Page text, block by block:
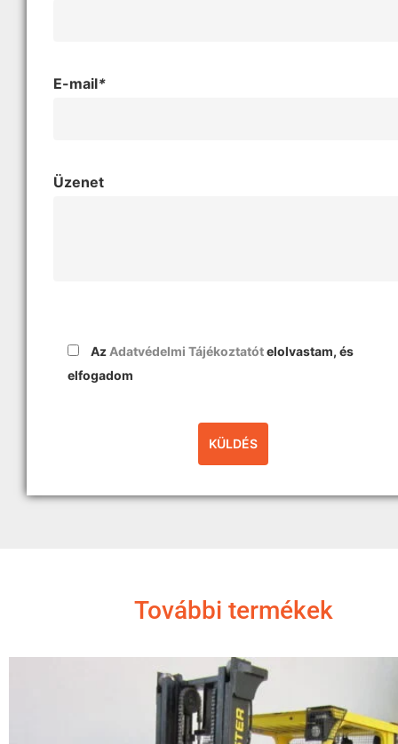
E-mail*
Üzenet
Az Adatvédelmi Tájékoztatótelolvastam, és
elfogadom
További termékek